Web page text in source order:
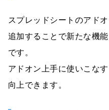
スプレッドシートのアド
追加することで新たな機
です。
アドオン上手に使いこな
向上できます。